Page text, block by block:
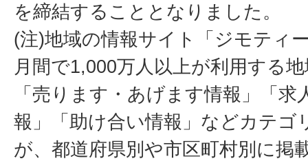
を締結することとなりました。
(注)地域の情報サイト「ジモティ
月間で1,000万人以上が利用する
「売ります・あげます情報」「求
報」「助け合い情報」などカテゴ
が、都道府県別や市区町村別に掲